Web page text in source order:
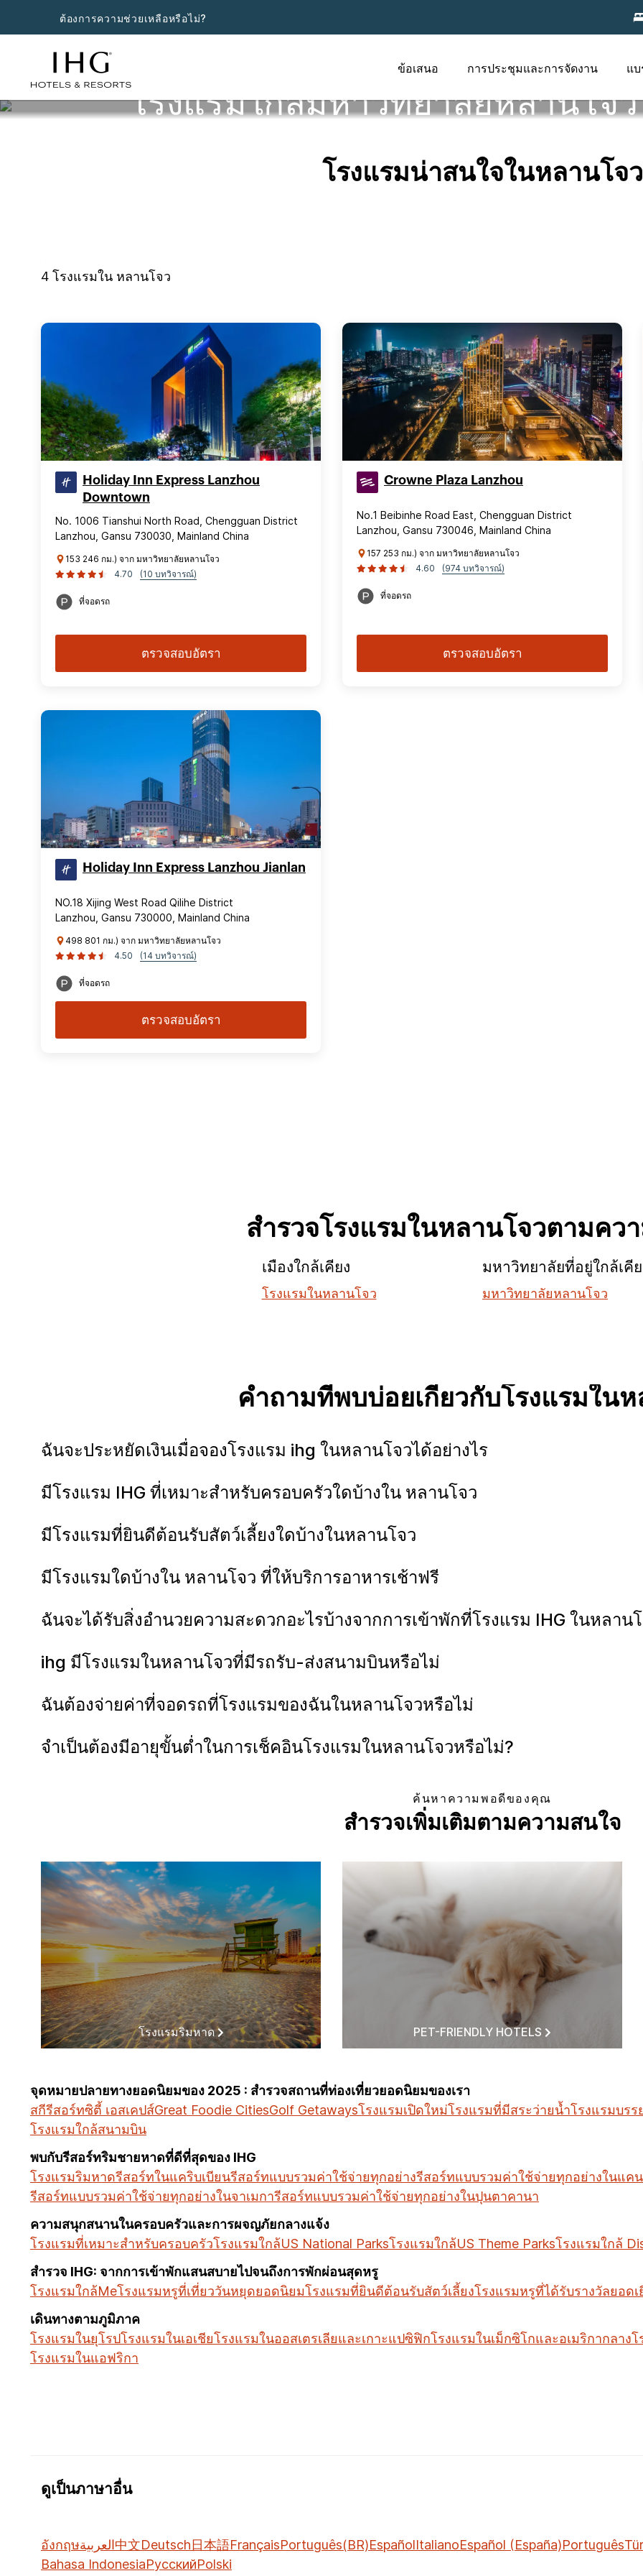
ต้องการความช่วยเหลือหรือไม่?
ข้อเสนอ การประชุมและการจัดงาน แบ
โรงแรมใกล้มหาวิทยาลัยหลานโจว
โรงแรมน่าสนใจในหลานโจว
4 โรงแรมใน หลานโจว
Holiday Inn Express Lanzhou
Downtown
No. 1006 Tianshui North Road, Chengguan District
Lanzhou, Gansu 730030, Mainland China
153 246 กม.) จาก มหาวิทยาลัยหลานโจว
4.70
(10 บทวิจารณ์)
ที่จอดรถ
ตรวจสอบอัตรา
Crowne Plaza Lanzhou
No.1 Beibinhe Road East, Chengguan District
Lanzhou, Gansu 730046, Mainland China
157 253 กม.) จาก มหาวิทยาลัยหลานโจว
4.60
(974 บทวิจารณ์)
ที่จอดรถ
ตรวจสอบอัตรา
Holiday Inn Express Lanzhou Jianlan
NO.18 Xijing West Road Qilihe District
Lanzhou, Gansu 730000, Mainland China
498 801 กม.) จาก มหาวิทยาลัยหลานโจว
4.50
(14 บทวิจารณ์)
ที่จอดรถ
ตรวจสอบอัตรา
สำรวจโรงแรมในหลานโจวตามคว
เมืองใกล้เคียง
โรงแรมในหลานโจว
มหาวิทยาลัยที่อยู่ใกล้เคีย
มหาวิทยาลัยหลานโจว
คำถามที่พบบ่อยเกี่ยวกับโรงแรมในห
ฉันจะประหยัดเงินเมื่อจองโรงแรม ihg ในหลานโจวได้อย่างไร
มีโรงแรม IHG ที่เหมาะสำหรับครอบครัวใดบ้างใน หลานโจว
มีโรงแรมที่ยินดีต้อนรับสัตว์เลี้ยงใดบ้างในหลานโจว
มีโรงแรมใดบ้างใน หลานโจว ที่ให้บริการอาหารเช้าฟรี
ฉันจะได้รับสิ่งอำนวยความสะดวกอะไรบ้างจากการเข้าพักที่โรงแรม IHG ในหลาน
ihg มีโรงแรมในหลานโจวที่มีรถรับ-ส่งสนามบินหรือไม่
ฉันต้องจ่ายค่าที่จอดรถที่โรงแรมของฉันในหลานโจวหรือไม่
จำเป็นต้องมีอายุขั้นต่ำในการเช็คอินโรงแรมในหลานโจวหรือไม่?
ค้นหาความพอดีของคุณ
สำรวจเพิ่มเติมตามความสนใจ
โรงแรมริมหาด PET-FRIENDLY HOTELS
จุดหมายปลายทางยอดนิยมของ 2025 : สำรวจสถานที่ท่องเที่ยวยอดนิยมของเรา
สกีรีสอร์ทซิตี้ เอสเคปส์Great Foodie CitiesGolf Getawaysโรงแรมเปิดใหม่โรงแรมที่มีสระว่ายน้ำโรงแรมบร
โรงแรมใกล้สนามบิน
พบกับรีสอร์ทริมชายหาดที่ดีที่สุดของ IHG
โรงแรมริมหาดรีสอร์ทในแคริบเบียนรีสอร์ทแบบรวมค่าใช้จ่ายทุกอย่างรีสอร์ทแบบรวมค่าใช้จ่ายทุกอย่างในแค
รีสอร์ทแบบรวมค่าใช้จ่ายทุกอย่างในจาเมการีสอร์ทแบบรวมค่าใช้จ่ายทุกอย่างในปุนตาคานา
ความสนุกสนานในครอบครัวและการผจญภัยกลางแจ้ง
โรงแรมที่เหมาะสำหรับครอบครัวโรงแรมใกล้US National Parksโรงแรมใกล้US Theme Parksโรงแรมใกล้
สำรวจ IHG: จากการเข้าพักแสนสบายไปจนถึงการพักผ่อนสุดหรู
โรงแรมใกล้Meโรงแรมหรูที่เที่ยววันหยุดยอดนิยมโรงแรมที่ยินดีต้อนรับสัตว์เลี้ยงโรงแรมหรูที่ได้รับรางวัลยอดเ
เดินทางตามภูมิภาค
โรงแรมในยุโรปโรงแรมในเอเชียโรงแรมในออสเตรเลียและเกาะแปซิฟิกโรงแรมในเม็กซิโกและอเมริกากลางโ
โรงแรมในแอฟริกา
ดูเป็นภาษาอื่น
อังกฤษالعربية中文Deutsch日本語FrançaisPortuguês(BR)EspañolItalianoEspañol (España)Português
Bahasa IndonesiaРусскийPolski